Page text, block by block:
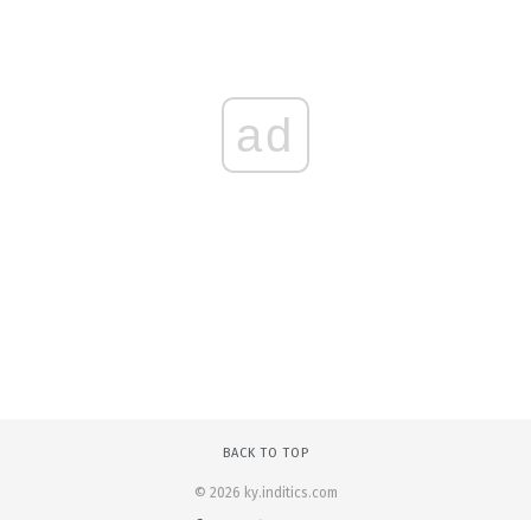
ad
BACK TO TOP
© 2026 ky.inditics.com